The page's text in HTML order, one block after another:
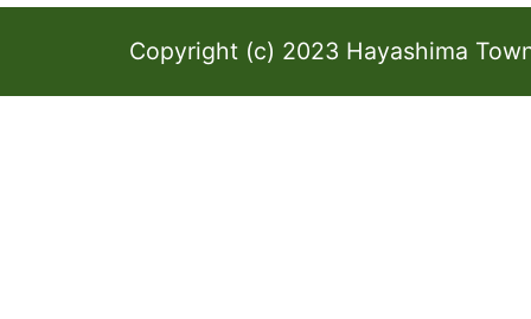
Copyright (c) 2023 Hayashima